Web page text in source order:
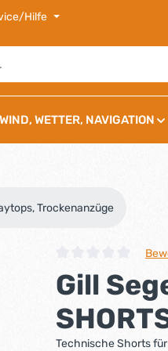
Hilfe
WIND, WETTER, NAVIGATION
Trockenanzüge
Gill
Technische Shorts